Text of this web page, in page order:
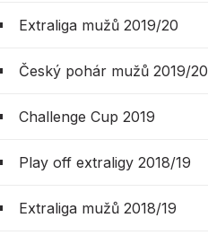
Extraliga mužů 2019/20
Český pohár mužů 2019/20
Challenge Cup 2019
Play off extraligy 2018/19
Extraliga mužů 2018/19